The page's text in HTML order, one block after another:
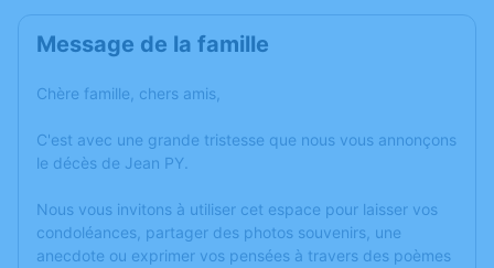
Message de la famille
Chère famille, chers amis,
C'est avec une grande tristesse que nous vous annonçons
le décès de Jean PY.
Nous vous invitons à utiliser cet espace pour laisser vos
condoléances, partager des photos souvenirs, une
anecdote ou exprimer vos pensées à travers des poèmes